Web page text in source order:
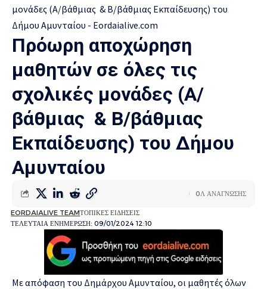
Πρόωρη αποχώρηση
μαθητών σε όλες τις
σχολικές μονάδες (Α/
βάθμιας & Β/βάθμιας
Εκπαίδευσης) του Δήμου
Αμυνταίου
ΤΕΛΕΥΤΑΙΑ ΕΝΗΜΕΡΩΣΗ: 09/01/2024 12:10
EORDAIALIVE TEAMΤΟΠΙΚΕΣ ΕΙΔΗΣΕΙΣ
0Λ ΑΝΑΓΝΩΣΗΣ
Με απόφαση του Δημάρχου Αμυνταίου, οι μαθητές όλων